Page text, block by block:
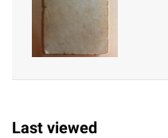
Last viewed